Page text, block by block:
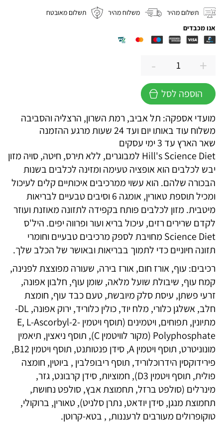
תשלום מהיר משלוח מהיר
תשלום מאובטח
אנו מכבדים
+כמות
של
הילס
פלאן
כלב
בוגר
בינוני
עוף
ללא
דגנים
-
הוספה לסל
מועדי אספקה: תל אביב, רמת השרון, הרצליה והסביבה
משלוח עוד באותו יום ועד 24 שעות מרגע ההזמנה
שאר הארץ עד 3 ימי עסקים
Hill's Science Diet למבוגרים, ללא תירס, חיטה, סויה מזון
יבש לכלבים הוא אופציה טעימה ומזינה לכלבים בשנות
הבכורה שלהם. הוא עשוי ממרכיבים איכותיים קלים לעיכול
ומכיל תוספת טאורין, אומגה 6 וסיבים טבעיים לבריאות
מיטבית. מזון לכלבים פותח בקפידה לתזונה מאוזנת ועוזר
לקדם שרירים רזים, עיכול בריא ועור ופרווה יפים. היל'ס
Science Diet מחויבת לספק מרכיבים טבעיים וחומרי
תזונה חיוניים כדי לתמוך בבריאות ובאושר של הכלב שלך.
רכיבים: עוף, אורז חום, אורז בירה, שעורה מפוצצת לפנינה,
קמח עוף, שיבולת שועל מלאה, שומן עוף, חלבון אפונה,
זרעי פשתן, עיסת סלק מיובשת, טעם כבד עוף, חומצת
חלב, אשלגן כלורי, מלח יוד, כולין כלוריד, ירוק אפונה, DL-
מתיונין, תפוחים, ויטמינים (תוסף ויטמין E, L-Ascorbyl-2-
Polyphosphate (מקור לוויטמין C), תוסף ניאצין, תיאמין
מונוניטרט, תוסף ויטמין A, סידן פנטותנט, תוסף ויטמין B12,
פירידוקסין הידרוכלוריד, תוסף ריבופלבין , ביוטין, חומצה
פולית, תוסף ויטמין D3), חמוציות, סידן קרבונט, גזר,
מינרלים (סולפט ברזל, תחמוצת אבץ, סולפט נחושת,
תחמוצת מנגן, סידן יודאט, נתרן סלניט), טאורין, ברוקולי,
טוקופרולים מעורבים לרעננות, , בטא-קרוטן.